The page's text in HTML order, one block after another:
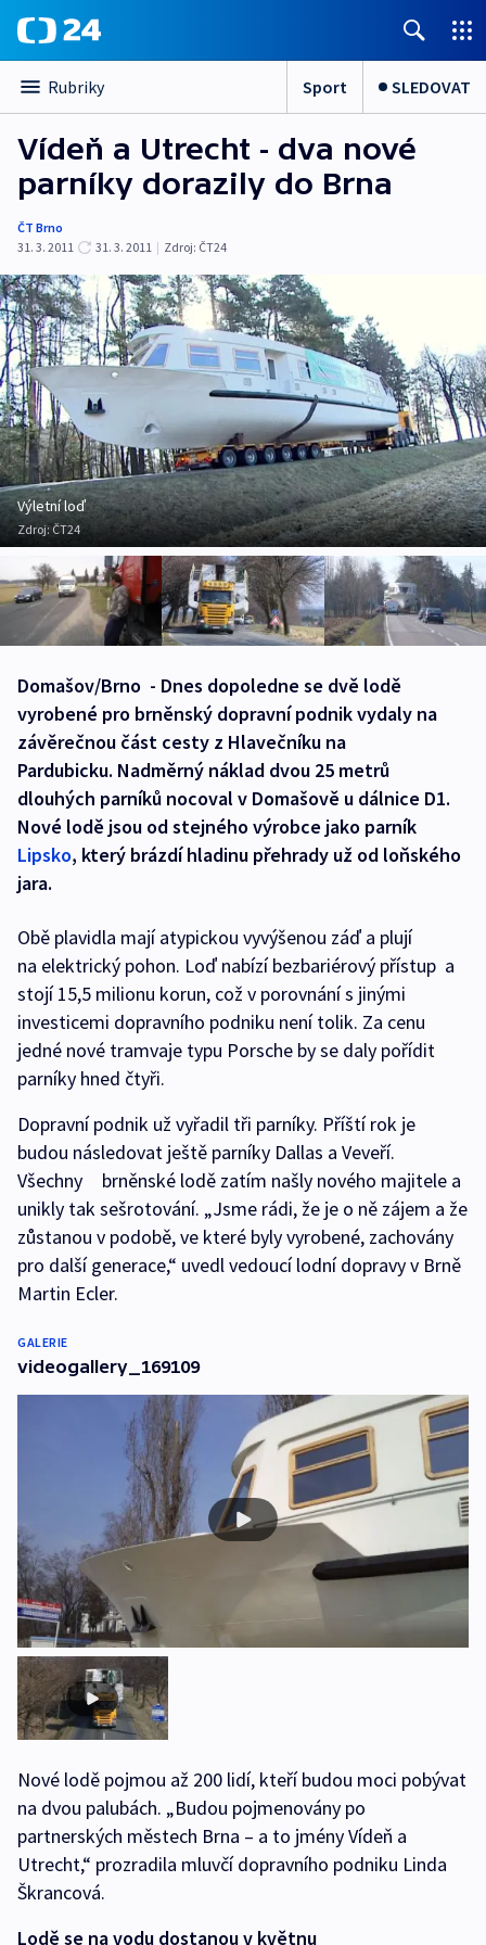
Rubriky Sport SLEDOVAT
Vídeň a Utrecht - dva nové
parníky dorazily do Brna
ČT Brno
31. 3. 2011
31. 3. 2011 | Zdroj: ČT24
Výletní loď
Zdroj: ČT24
Domašov/Brno - Dnes dopoledne se dvě lodě
vyrobené pro brněnský dopravní podnik vydaly na
závěrečnou část cesty z Hlavečníku na
Pardubicku. Nadměrný náklad dvou 25 metrů
dlouhých parníků nocoval v Domašově u dálnice D1.
Nové lodě jsou od stejného výrobce jako parník
Lipsko, který brázdí hladinu přehrady už od loňského
jara.
Obě plavidla mají atypickou vyvýšenou záď a plují
na elektrický pohon. Loď nabízí bezbariérový přístup a
stojí 15,5 milionu korun, což v porovnání s jinými
investicemi dopravního podniku není tolik. Za cenu
jedné nové tramvaje typu Porsche by se daly pořídit
parníky hned čtyři.
Dopravní podnik už vyřadil tři parníky. Příští rok je
budou následovat ještě parníky Dallas a Veveří.
Všechny brněnské lodě zatím našly nového majitele a
unikly tak sešrotování. „Jsme rádi, že je o ně zájem a že
zůstanou v podobě, ve které byly vyrobené, zachovány
pro další generace,“ uvedl vedoucí lodní dopravy v Brně
Martin Ecler.
GALERIE
videogallery_169109
Nové lodě pojmou až 200 lidí, kteří budou moci pobývat
na dvou palubách. „Budou pojmenovány po
partnerských městech Brna – a to jmény Vídeň a
Utrecht,“ prozradila mluvčí dopravního podniku Linda
Škrancová.
Lodě se na vodu dostanou v květnu